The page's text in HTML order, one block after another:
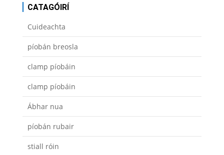
CATAGÓIRÍ
Cuideachta
píobán breosla
clamp píobáin
clamp píobáin
Ábhar nua
píobán rubair
stiall róin